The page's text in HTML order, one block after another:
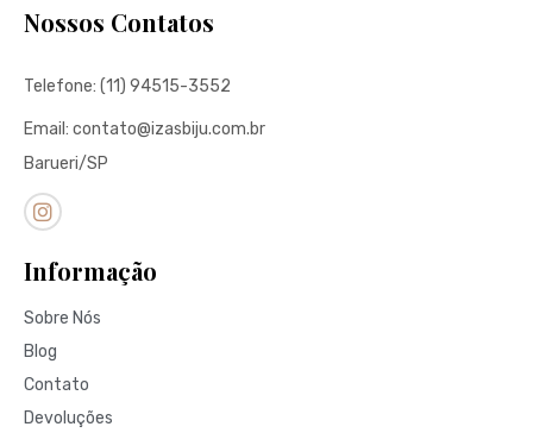
Nossos Contatos
Telefone: (11) 94515-3552
Email: contato@izasbiju.com.br
Barueri/SP
Informação
Sobre Nós
Blog
Contato
Devoluções